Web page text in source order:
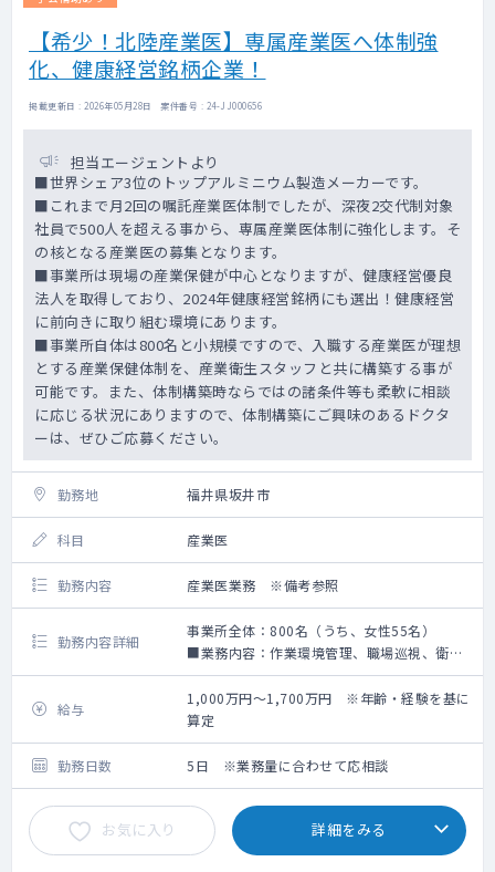
【希少！北陸産業医】専属産業医へ体制強
化、健康経営銘柄企業！
掲載更新日 : 2026年05月28日 案件番号 : 24-JJ000656
担当エージェントより
■世界シェア3位のトップアルミニウム製造メーカーです。
■これまで月2回の嘱託産業医体制でしたが、深夜2交代制対象
社員で500人を超える事から、専属産業医体制に強化します。そ
の核となる産業医の募集となります。
■事業所は現場の産業保健が中心となりますが、健康経営優良
法人を取得しており、2024年健康経営銘柄にも選出！健康経営
に前向きに取り組む環境にあります。
■事業所自体は800名と小規模ですので、入職する産業医が理想
とする産業保健体制を、産業衛生スタッフと共に構築する事が
可能です。また、体制構築時ならではの諸条件等も柔軟に相談
に応じる状況にありますので、体制構築にご興味のあるドクタ
ーは、ぜひご応募ください。
勤務地 福井県坂井市
科目 産業医
勤務内容 産業医業務 ※備考参照
勤務内容詳細
事業所全体：800名（うち、女性55名）
■業務内容：作業環境管理、職場巡視、衛生
委員会参加、健康診断事後措置、健康診断計
画の策定、健康相談、健康教育、健康診査、
特殊健診（有機溶剤、電位放射、じん肺、特
定化学物質、四アルキル鉛）、応急処置、疾
病管理
■工場2交代制で深夜勤務があるため、潜在的
に健康管理が必要な社員のサポートが必要
給与
1,000万円～1,700万円 ※年齢・経験を基に
算定
勤務日数 5日 ※業務量に合わせて応相談
お気に入り 詳細をみる